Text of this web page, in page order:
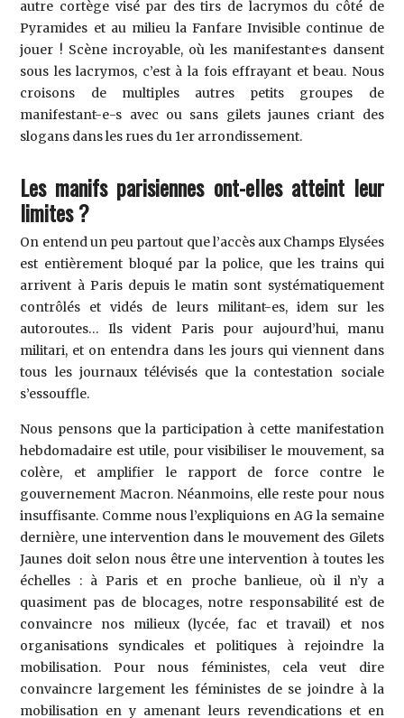
autre cortège visé par des tirs de lacrymos du côté de
Pyramides et au milieu la Fanfare Invisible continue de
jouer ! Scène incroyable, où les manifestant·e·s dansent
sous les lacrymos, c’est à la fois effrayant et beau. Nous
croisons de multiples autres petits groupes de
manifestant-e-s avec ou sans gilets jaunes criant des
slogans dans les rues du 1er arrondissement.
Les manifs parisiennes ont-elles atteint leur
limites ?
On entend un peu partout que l’accès aux Champs Elysées
est entièrement bloqué par la police, que les trains qui
arrivent à Paris depuis le matin sont systématiquement
contrôlés et vidés de leurs militant-es, idem sur les
autoroutes… Ils vident Paris pour aujourd’hui, manu
militari, et on entendra dans les jours qui viennent dans
tous les journaux télévisés que la contestation sociale
s’essouffle.
Nous pensons que la participation à cette manifestation
hebdomadaire est utile, pour visibiliser le mouvement, sa
colère, et amplifier le rapport de force contre le
gouvernement Macron. Néanmoins, elle reste pour nous
insuffisante. Comme nous l’expliquions en AG la semaine
dernière, une intervention dans le mouvement des Gilets
Jaunes doit selon nous être une intervention à toutes les
échelles : à Paris et en proche banlieue, où il n’y a
quasiment pas de blocages, notre responsabilité est de
convaincre nos milieux (lycée, fac et travail) et nos
organisations syndicales et politiques à rejoindre la
mobilisation. Pour nous féministes, cela veut dire
convaincre largement les féministes de se joindre à la
mobilisation en y amenant leurs revendications et en